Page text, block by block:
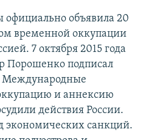
объявила 20
временной оккупации
7 октября 2015 года
Порошенко подписал
Международные
и аннексию
действия России.
экономических санкций.